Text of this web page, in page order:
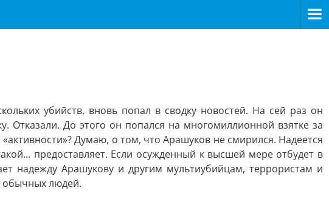
убийств, вновь попал в сводку новостей. На сей раз он
Отказали. До этого он попался на многомиллионной взятке за
Думаю, о том, что Арашуков не смирился. Надеется
предоставляет. Если осужденный к высшей мере отбудет в
надежду Арашукову и другим мультиубийцам, террористам и
обычных людей.